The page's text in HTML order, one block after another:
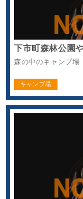
下市町森林公園
森の中のキャンプ
キャンプ場